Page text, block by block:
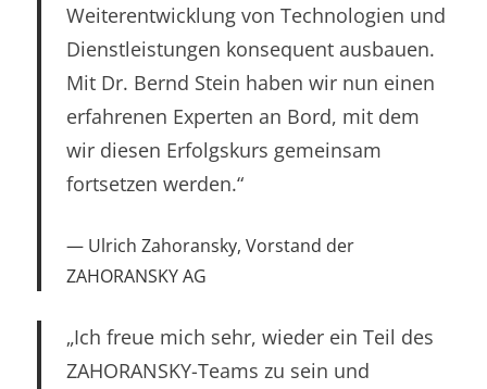
Weiterentwicklung von Technologien und
Dienstleistungen konsequent ausbauen.
Mit Dr. Bernd Stein haben wir nun einen
erfahrenen Experten an Bord, mit dem
wir diesen Erfolgskurs gemeinsam
fortsetzen werden.“
Ulrich Zahoransky, Vorstand der
ZAHORANSKY AG
„Ich freue mich sehr, wieder ein Teil des
ZAHORANSKY-Teams zu sein und